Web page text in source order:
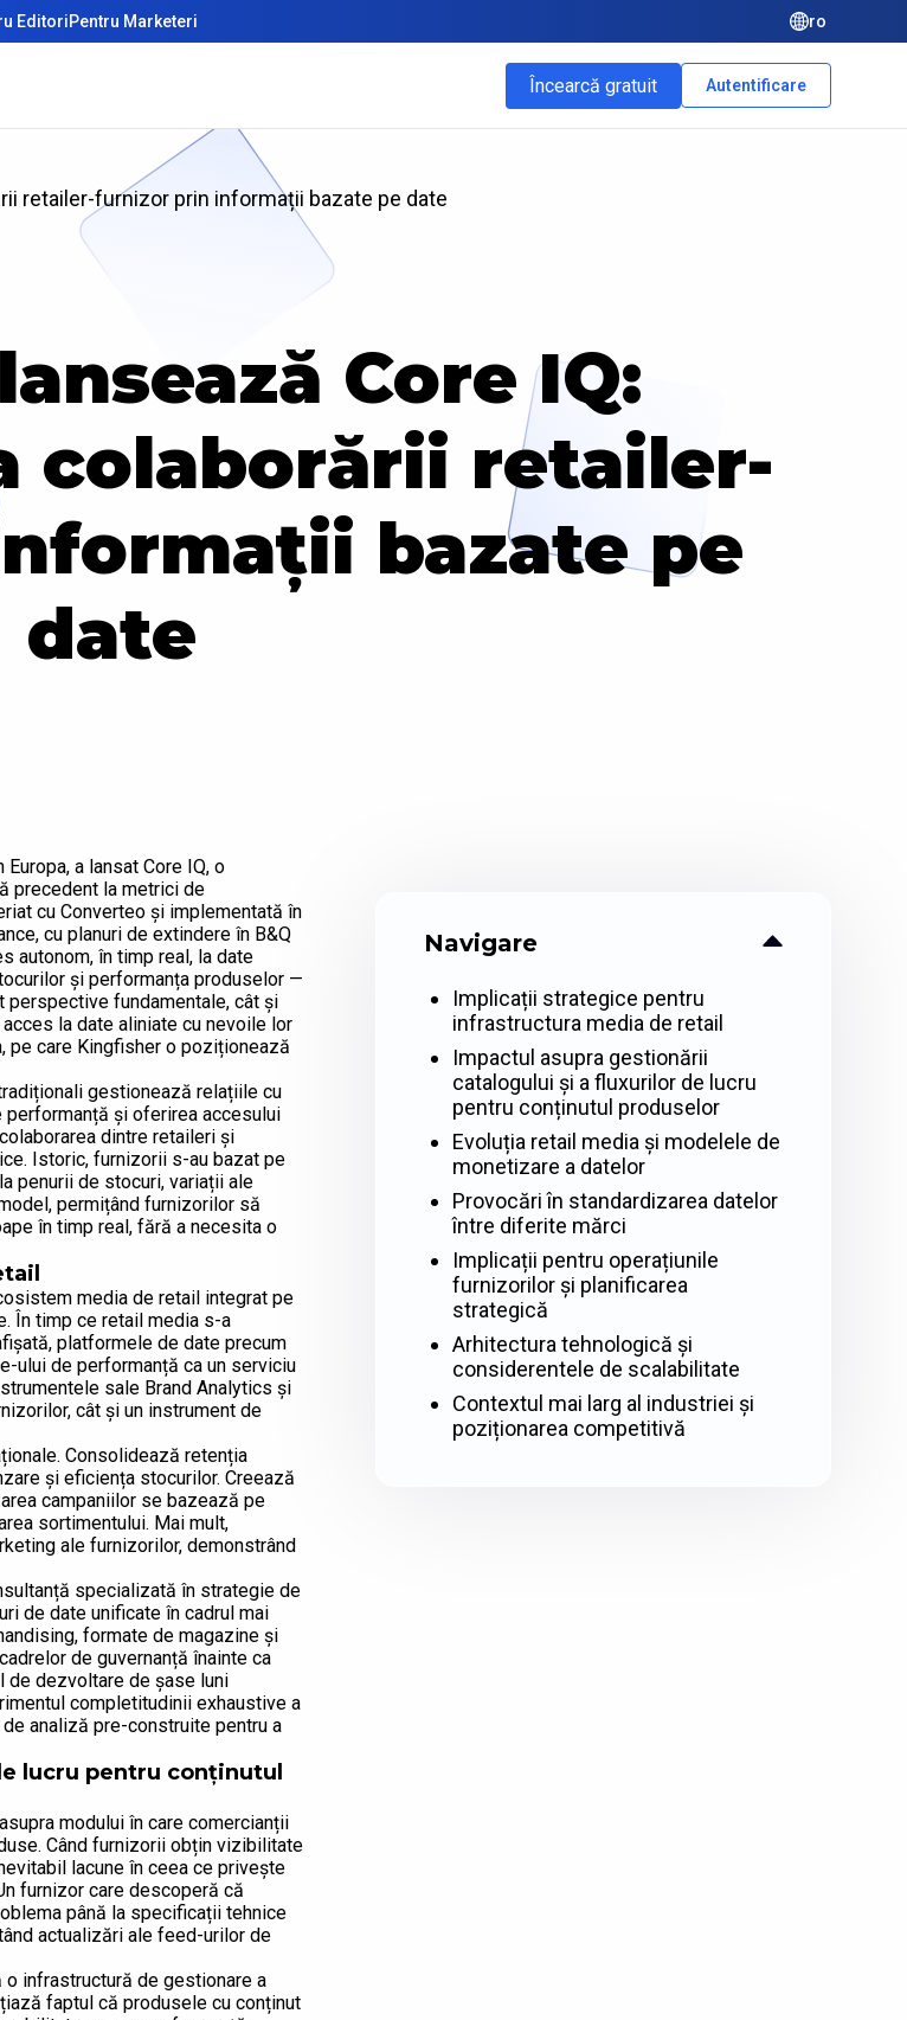
EditoriPentru Marketeri ro
Încearcă gratuit Autentificare
retailer-furnizor prin informații bazate pe date
Core IQ:
colaborării retailer-
bazate pe
date
a lansat Core IQ, o
precedent la metrici de
cu Converteo și implementată în
cu planuri de extindere în B&Q
autonom, în timp real, la date
și performanța produselor —
perspective fundamentale, cât și
la date aliniate cu nevoile lor
pe care Kingfisher o poziționează
gestionează relațiile cu
și oferirea accesului
dintre retaileri și
Istoric, furnizorii s-au bazat pe
penurii de stocuri, variații ale
permițând furnizorilor să
în timp real, fără a necesita o
media de retail integrat pe
În timp ce retail media s-a
platformele de date precum
ului de performanță ca un serviciu
sale Brand Analytics și
cât și un instrument de
Consolidează retenția
și eficiența stocurilor. Creează
campaniilor se bazează pe
sortimentului. Mai mult,
ale furnizorilor, demonstrând
specializată în strategie de
de date unificate în cadrul mai
formate de magazine și
de guvernanță înainte ca
de dezvoltare de șase luni
completitudinii exhaustive a
analiză pre-construite pentru a
lucru pentru conținutul
modului în care comercianții
Când furnizorii obțin vizibilitate
lacune în ceea ce privește
furnizor care descoperă că
până la specificații tehnice
actualizări ale feed-urilor de
infrastructură de gestionare a
faptul că produsele cu conținut
Navigare
Implicații strategice pentru
infrastructura media de retail
Impactul asupra gestionării
catalogului și a fluxurilor de lucru
pentru conținutul produselor
Evoluția retail media și modelele de
monetizare a datelor
Provocări în standardizarea datelor
între diferite mărci
Implicații pentru operațiunile
furnizorilor și planificarea
strategică
Arhitectura tehnologică și
considerentele de scalabilitate
Contextul mai larg al industriei și
poziționarea competitivă